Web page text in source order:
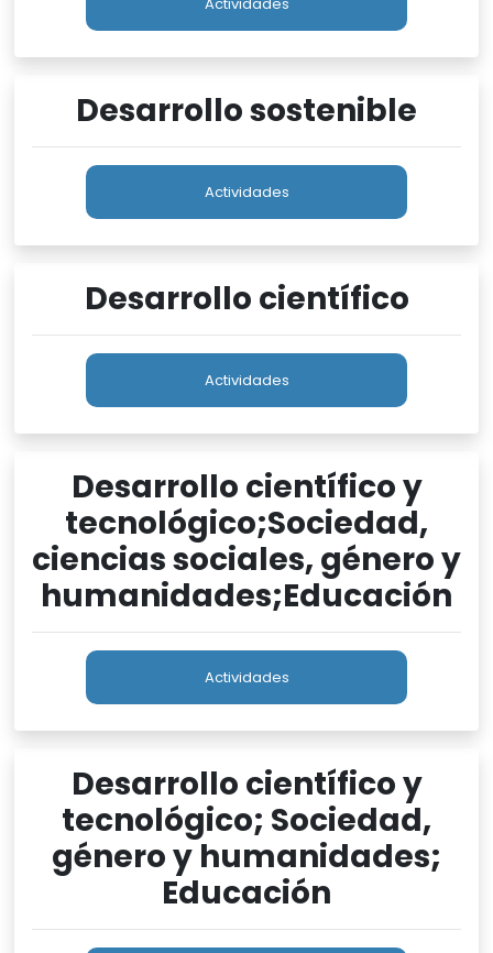
Desarrollo sostenible
Actividades
Desarrollo científico
Actividades
Desarrollo científico y
tecnológico;Sociedad,
ciencias sociales, género y
humanidades;Educación
Actividades
Desarrollo científico y
tecnológico; Sociedad,
género y humanidades;
Educación